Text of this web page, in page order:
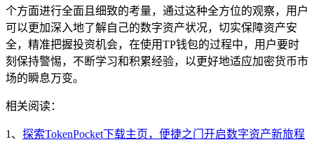
个方面进行全面且细致的考量，通过这种全方位的观察，用户
可以更加深入地了解自己的数字资产状况，切实保障资产安
全，精准把握投资机会，在使用TP钱包的过程中，用户要时
刻保持警惕，不断学习和积累经验，以更好地适应加密货币市
场的瞬息万变。
相关阅读：
1、 探索TokenPocket下载主页，便捷之门开启数字资产新旅程